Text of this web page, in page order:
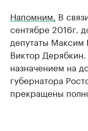
Напомним, В
сентябре 2016г.
депутаты Максим
Виктор Дерябкин.
назначением на
губернатора
прекращены